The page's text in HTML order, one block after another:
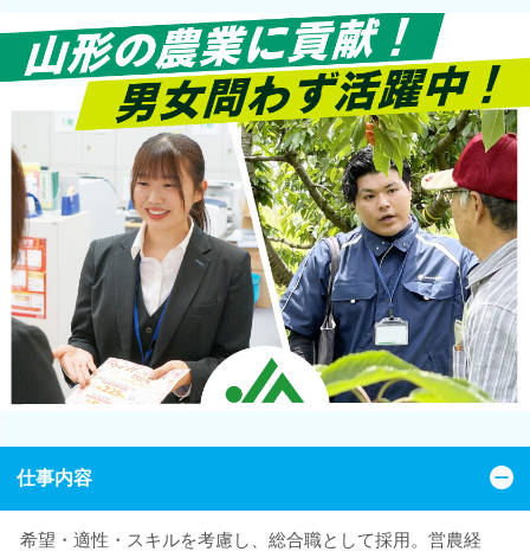
仕事内容
希望・適性・スキルを考慮し、総合職として採用。営農経